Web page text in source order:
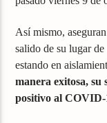
Así mismo,
salido de su lugar
estando en
manera exitosa,
positivo al COVID-